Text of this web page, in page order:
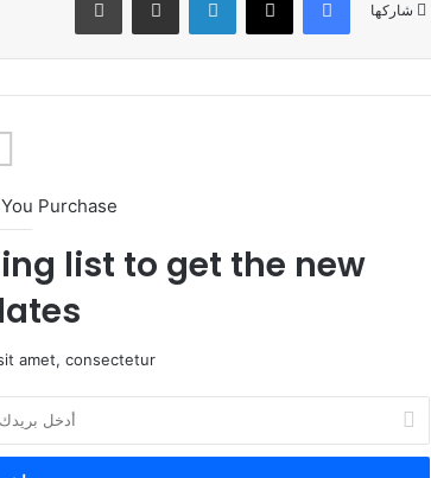
شاركها
Purchase
list to get the new
amet, consectetur.
خ